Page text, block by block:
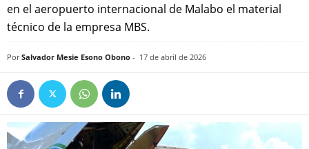
en el aeropuerto internacional de Malabo el material
técnico de la empresa MBS.
Por Salvador Mesie Esono Obono - 17 de abril de 2026